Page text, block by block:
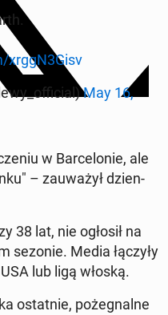
xrggN3Gisv
May 16,
w Bar­ce­lo­nie, ale
– za­uwa­żył dzien­
38 lat, nie ogłosił na
sezonie. Media łączyły
lub ligą włoską.
ostat­nie, po­że­gnal­ne